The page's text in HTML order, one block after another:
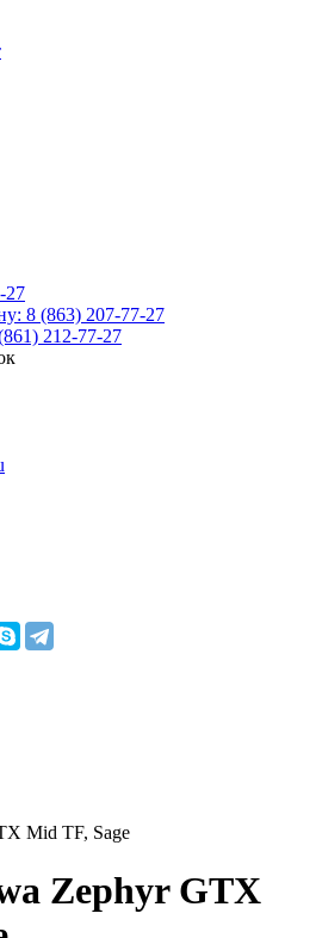
27
8 (863) 207-77-27
212-77-27
Mid TF, Sage
Zephyr GTX